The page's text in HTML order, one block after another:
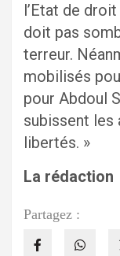
l’Etat de
doit pas
terreur.
mobilisés
pour Abdoul
subissent
libertés. »
La rédaction
Partagez :